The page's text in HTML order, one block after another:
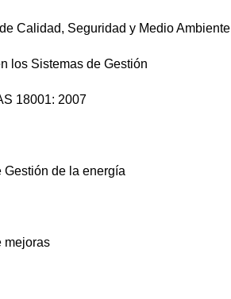
Calidad, Seguridad y Medio Ambiente
los Sistemas de Gestión
18001: 2007
Gestión de la energía
mejoras